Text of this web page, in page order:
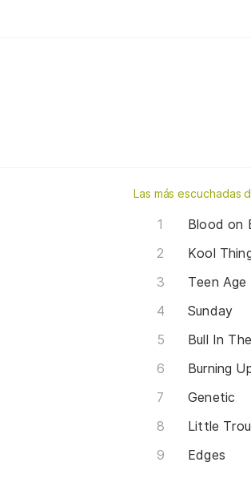
Las más escuchadas
Blood on
Kool
Teen Age
Sunday
Bull In
Burning
Genetic
Little
Edges